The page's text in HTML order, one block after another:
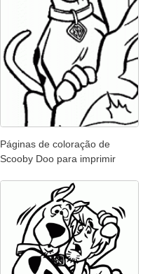
Páginas de coloração de
Scooby Doo para imprimir